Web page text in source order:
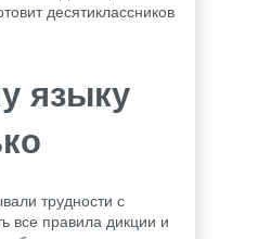
десятиклассников
языку
трудности с
все правила дикции и